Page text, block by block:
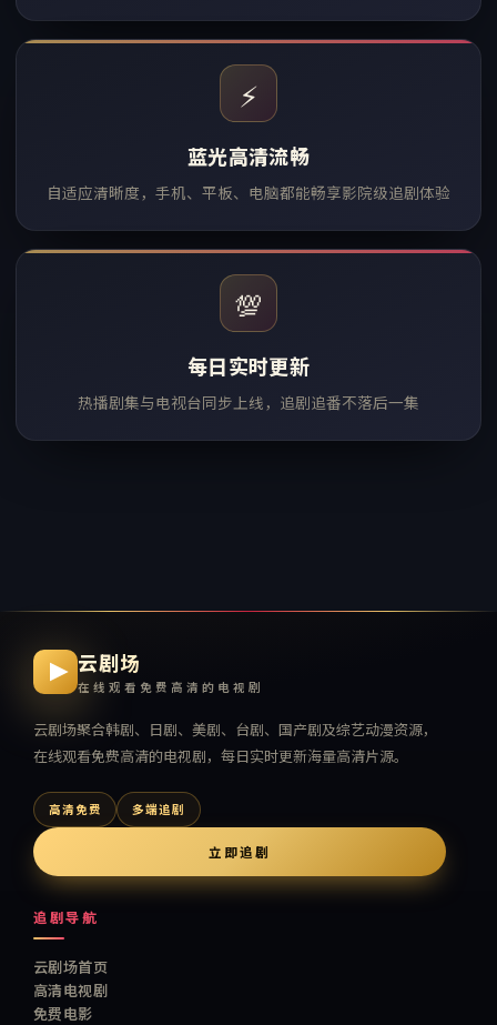
⚡
蓝光高清流畅
自适应清晰度，手机、平板、电脑都能畅享影院级追剧体验
💯
每日实时更新
热播剧集与电视台同步上线，追剧追番不落后一集
云剧场
在线观看免费高清的电视剧
云剧场聚合韩剧、日剧、美剧、台剧、国产剧及综艺动漫资源，
在线观看免费高清的电视剧，每日实时更新海量高清片源。
高清免费 多端追剧
立即追剧
追剧导航
云剧场首页
高清电视剧
免费电影